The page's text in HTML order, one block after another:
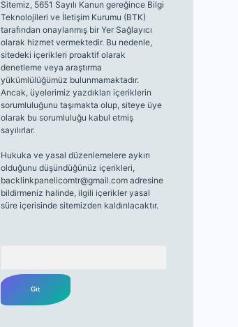
Sitemiz, 5651 Sayılı Kanun gereğince Bilgi
Teknolojileri ve İletişim Kurumu (BTK)
tarafından onaylanmış bir Yer Sağlayıcı
olarak hizmet vermektedir. Bu nedenle,
sitedeki içerikleri proaktif olarak
denetleme veya araştırma
yükümlülüğümüz bulunmamaktadır.
Ancak, üyelerimiz yazdıkları içeriklerin
sorumluluğunu taşımakta olup, siteye üye
olarak bu sorumluluğu kabul etmiş
sayılırlar.
Hukuka ve yasal düzenlemelere aykırı
olduğunu düşündüğünüz içerikleri,
backlinkpanelicomtr@gmail.comadresine
bildirmeniz halinde, ilgili içerikler yasal
süre içerisinde sitemizden kaldırılacaktır.